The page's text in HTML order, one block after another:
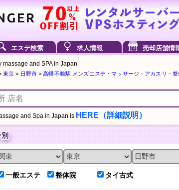
エステ検索 求人情報 売却店舗情
and SPA in Japan
東京 > 日野市>高幡不動駅 メンズエステ・マッサージ・アカスリ・
and Spa in Japan is HERE（詳細説明）
一般エステ 整体院 タイ古式